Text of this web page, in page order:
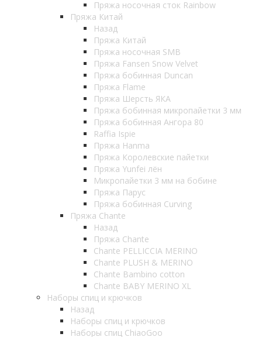
Пряжа носочная сток Rainbow
Пряжа Китай
Назад
Пряжа Китай
Пряжа носочная SMB
Пряжа Fansen Snow Velvet
Пряжа бобинная Duncan
Пряжа Flame
Пряжа Шерсть ЯКА
Пряжа бобинная микропайетки 3 мм
Пряжа бобинная Ангора 80
Raffia Ispie
Пряжа Hanma
Пряжа Королевские пайетки
Пряжа Yunfei лён
Микропайетки 3 мм на бобине
Пряжа Парус
Пряжа бобинная Curving
Пряжа Chante
Назад
Пряжа Chante
Chante PELLICCIA MERINO
Chante PLUSH & MERINO
Chante Bambino cotton
Chante BABY MERINO XL
Наборы спиц и крючков
Назад
Наборы спиц и крючков
Наборы спиц ChiaoGoo